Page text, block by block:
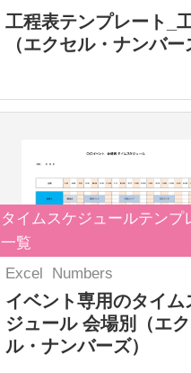
工程表テンプレート_
（エクセル・ナンバー
タイムスケジュールテンプ
一覧
Excel
Numbers
イベント専用のタイム
ジュール 会場別（エ
ル・ナンバーズ）